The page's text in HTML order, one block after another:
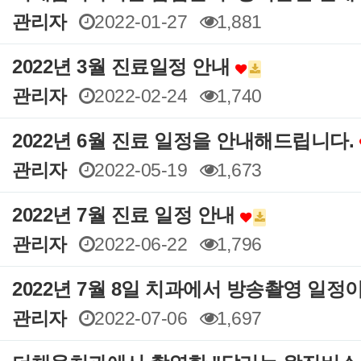
관리자
2022-01-27 1,881
2022년 3월 진료일정 안내
관리자
2022-02-24 1,740
2022년 6월 진료 일정을 안내해드립니다.
관리자
2022-05-19 1,673
2022년 7월 진료 일정 안내
관리자
2022-06-22 1,796
2022년 7월 8일 치과에서 방송촬영 일
관리자
2022-07-06 1,697